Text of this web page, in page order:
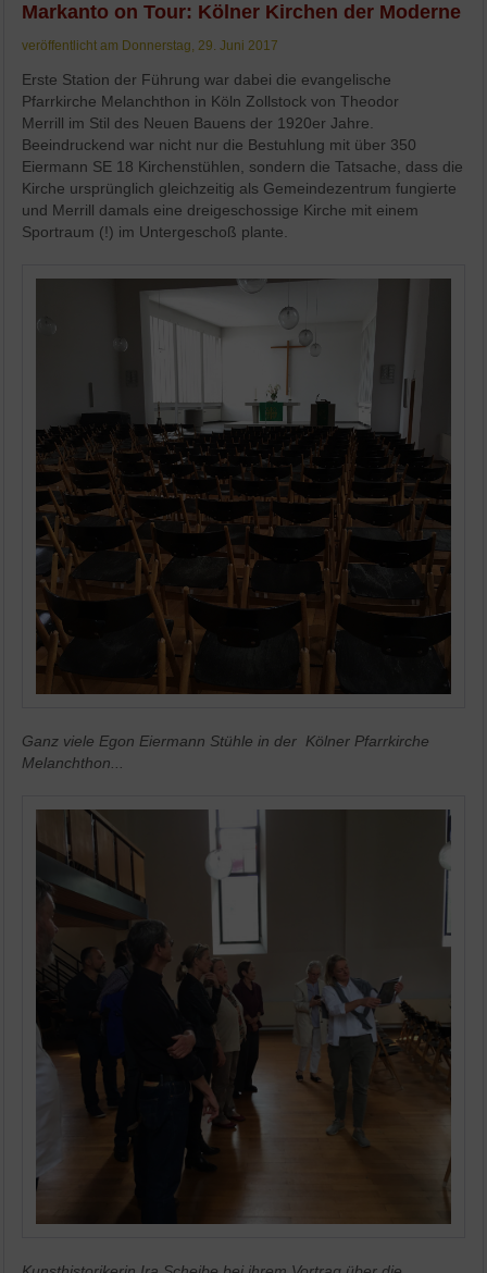
Markanto on Tour: Kölner Kirchen der Moderne
veröffentlicht am Donnerstag, 29. Juni 2017
Erste Station der Führung war dabei die evangelische
Pfarrkirche Melanchthon in Köln Zollstock von Theodor
Merrill im Stil des Neuen Bauens der 1920er Jahre.
Beeindruckend war nicht nur die Bestuhlung mit über 350
Eiermann SE 18 Kirchenstühlen, sondern die Tatsache, dass die
Kirche ursprünglich gleichzeitig als Gemeindezentrum fungierte
und Merrill damals eine dreigeschossige Kirche mit einem
Sportraum (!) im Untergeschoß plante.
Ganz viele Egon Eiermann Stühle in der Kölner Pfarrkirche
Melanchthon...